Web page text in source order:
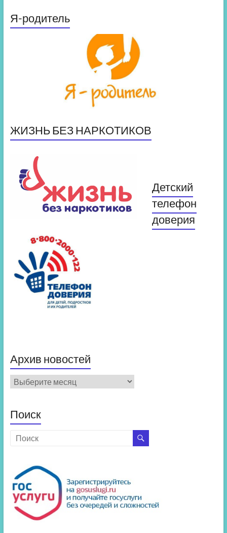
Я-родитель
ЖИЗНЬ БЕЗ НАРКОТИКОВ
Детский
телефон
доверия
Архив новостей
Архив
новостей
Поиск